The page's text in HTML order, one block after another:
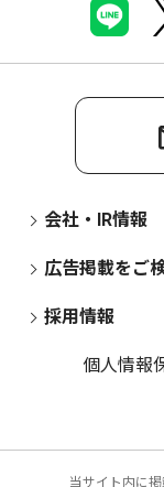
会社・IR情報
広告掲載をご
採用情報
個人情報
当サイト内に